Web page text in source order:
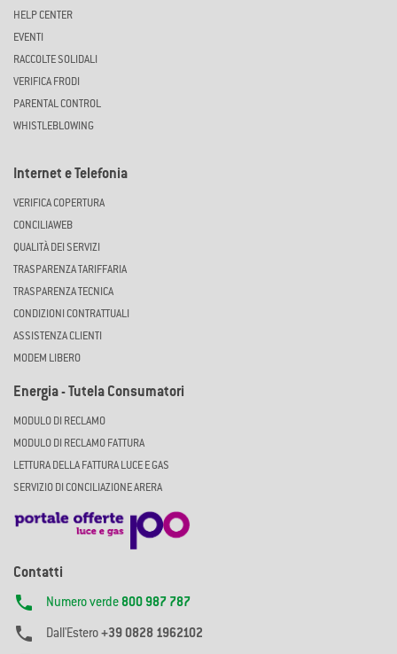
HELP CENTER
EVENTI
RACCOLTE SOLIDALI
VERIFICA FRODI
PARENTAL CONTROL
WHISTLEBLOWING
Internet e Telefonia
VERIFICA COPERTURA
CONCILIAWEB
QUALITÀ DEI SERVIZI
TRASPARENZA TARIFFARIA
TRASPARENZA TECNICA
CONDIZIONI CONTRATTUALI
ASSISTENZA CLIENTI
MODEM LIBERO
Energia - Tutela Consumatori
MODULO DI RECLAMO
MODULO DI RECLAMO FATTURA
LETTURA DELLA FATTURA LUCE E GAS
SERVIZIO DI CONCILIAZIONE ARERA
Contatti
 Numero verde 800 987 787
 Dall'Estero +39 0828 1962102